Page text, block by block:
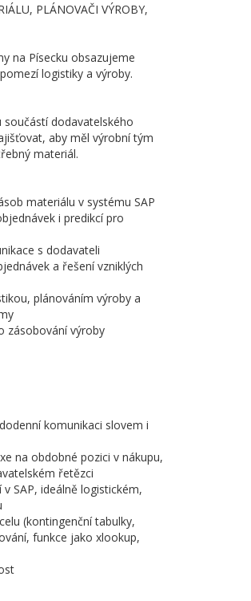
PLÁNOVAČI VÝROBY,
na Písecku obsazujeme
logistiky a výroby.
součástí dodavatelského
aby měl výrobní tým
materiál.
materiálu v systému SAP
i predikcí pro
s dodavateli
a řešení vzniklých
plánováním výroby a
zásobování výroby
komunikaci slovem i
na obdobné pozici v nákupu,
řetězci
SAP, ideálně logistickém,
(kontingenční tabulky,
funkce jako xlookup,